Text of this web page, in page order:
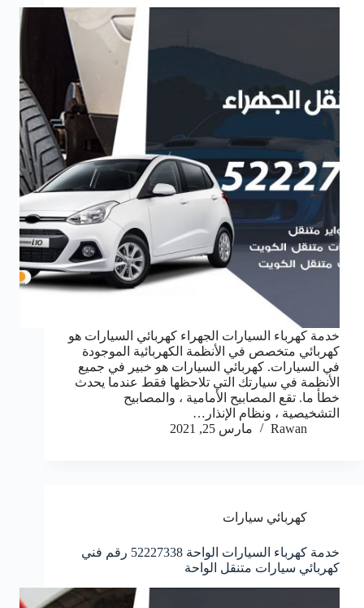
خدمة كهرباء السيارات الجهراء كهربائي السيارات هو
كهربائي متخصص في الأنظمة الكهربائية الموجودة
في السيارات. كهربائي السيارات هو خبير في جميع
الأنظمة في سيارتك التي تلاحظها فقط عندما يحدث
خطأ ما. تقع المصابيح الأمامية ، والمصابيح
التشخيصية ، ونظام الإنذار…
Rawan
مارس 25, 2021
كهربائي سيارات
خدمة كهرباء السيارات الواحة 52227338 رقم فني
كهربائي سيارات متنقل الواحة